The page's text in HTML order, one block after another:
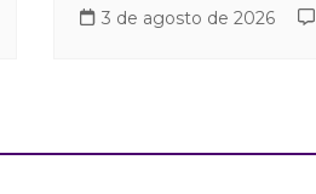
3 de agosto de 2026